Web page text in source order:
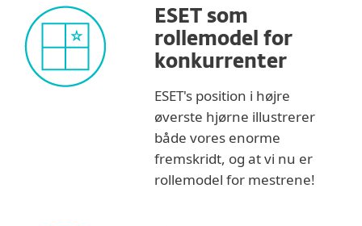
ESET som
rollemodel for
konkurrenter
ESET's position i højre
øverste hjørne illustrerer
både vores enorme
fremskridt, og at vi nu er
rollemodel for mestrene!